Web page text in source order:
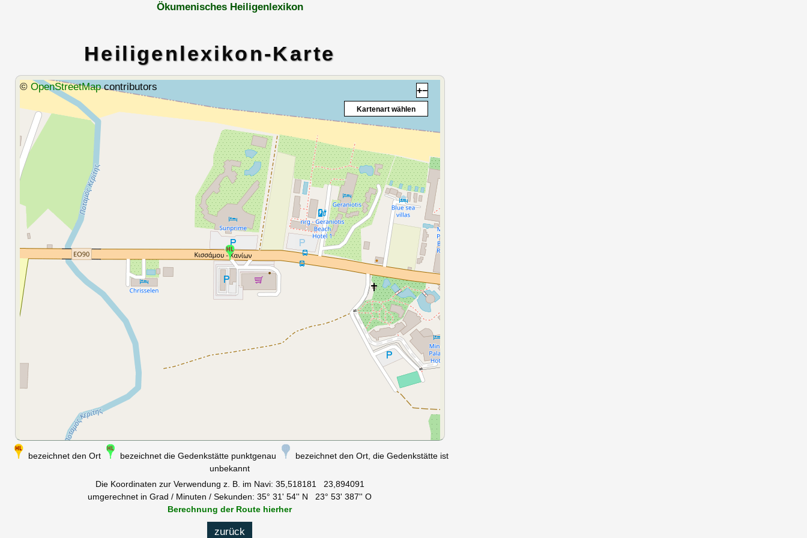
Ökumenisches Heiligenlexikon
Heiligenlexikon-Karte
+−
© OpenStreetMapcontributors
Kartenart wählen
bezeichnet den Ort bezeichnet die Gedenkstätte punktgenau
bezeichnet den Ort, die Gedenkstätte ist
unbekannt
Die Koordinaten zur Verwendung z. B. im Navi: 35,518181 23,894091
umgerechnet in Grad / Minuten / Sekunden: 35° 31' 54'' N 23° 53' 387'' O
Berechnung der Route hierher